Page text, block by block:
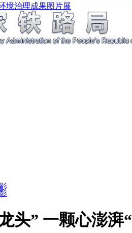
境治理成果图片展
头” 一颗心澎湃